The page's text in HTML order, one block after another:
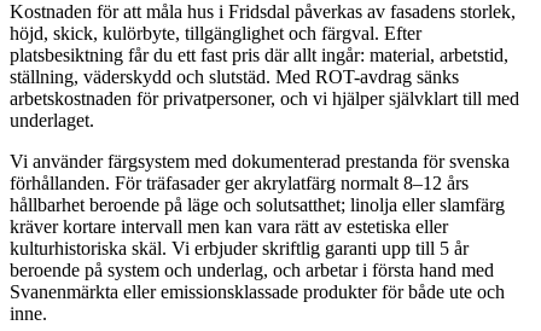
Kostnaden för att måla hus i Fridsdal påverkas av fasadens storlek,
höjd, skick, kulörbyte, tillgänglighet och färgval. Efter
platsbesiktning får du ett fast pris där allt ingår: material, arbetstid,
ställning, väderskydd och slutstäd. Med ROT-avdrag sänks
arbetskostnaden för privatpersoner, och vi hjälper självklart till med
underlaget.
Vi använder färgsystem med dokumenterad prestanda för svenska
förhållanden. För träfasader ger akrylatfärg normalt 8–12 års
hållbarhet beroende på läge och solutsatthet; linolja eller slamfärg
kräver kortare intervall men kan vara rätt av estetiska eller
kulturhistoriska skäl. Vi erbjuder skriftlig garanti upp till 5 år
beroende på system och underlag, och arbetar i första hand med
Svanenmärkta eller emissionsklassade produkter för både ute och
inne.